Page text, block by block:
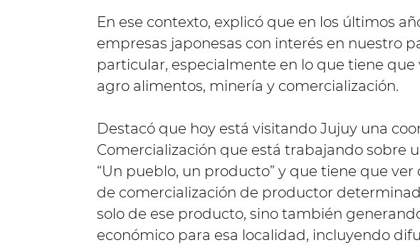
En ese contexto, explicó que en los últimos
empresas japonesas con interés en nuestro
particular, especialmente en lo que tiene
agro alimentos, minería y comercialización.
Destacó que hoy está visitando Jujuy una
Comercialización que está trabajando sobre
“Un pueblo, un producto” y que tiene que
de comercialización de productor
solo de ese producto, sino también
económico para esa localidad, incluyendo